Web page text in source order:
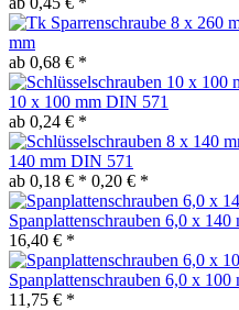
mm
ab 0,68 € *
10 x 100 mm DIN 571
ab 0,24 € *
140 mm DIN 571
ab 0,18 € * 0,20 € *
Spanplattenschrauben 6,0 x 140
16,40 € *
Spanplattenschrauben 6,0 x 100
11,75 € *